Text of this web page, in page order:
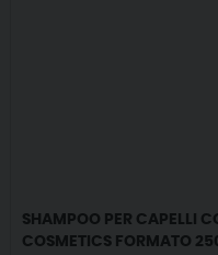
SHAMPOO PER CAPELLI
COSMETICS FORMATO